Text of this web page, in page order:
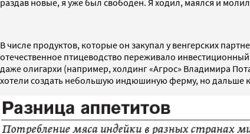
раздав новые, я уже был свободен. Я ходил, маялся и
В числе продуктов, которые он закупал у венгерских
отечественное птицеводство переживало
даже олигархи (например, холдинг «Агрос» Владимира
хотели создать небольшую индюшиную ферму, но дальше